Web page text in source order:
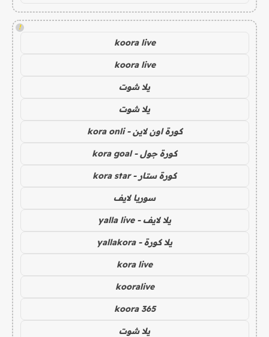
!
koora live
koora live
يلا شوت
يلا شوت
كورة اون لاين - kora onli
كورة جول - kora goal
كورة ستار - kora star
سوريا لايف
يلا لايف - yalla live
يلا كورة - yallakora
kora live
kooralive
koora 365
يلا شوت